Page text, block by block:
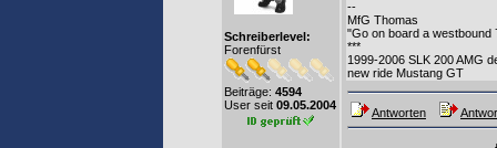
Schreiberlevel:
Forenfürst
Beiträge: 4594
User seit 09.05.2004
--
MfG Thomas
"Go on board a westbound
***
1999-2006 SLK 200 AMG
new ride Mustang GT
Antworten